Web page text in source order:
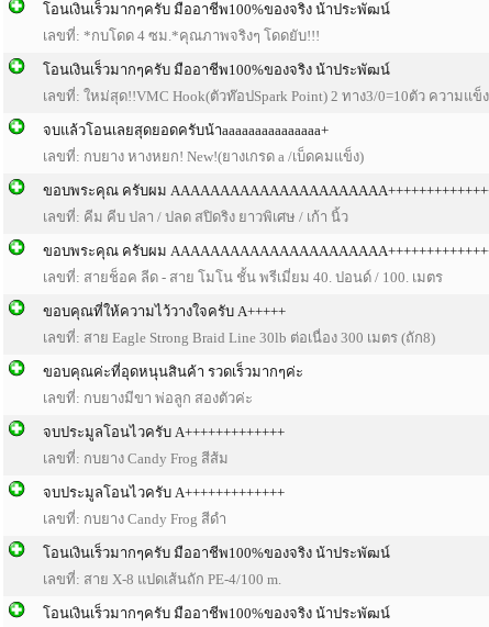
โอนเงินเร็วมากๆครับ มืออาชีพ100%ของจริง น้าประพัฒน์
เลขที่: *กบโดด 4 ซม.*คุณภาพจริงๆ โดดยับ!!!
โอนเงินเร็วมากๆครับ มืออาชีพ100%ของจริง น้าประพัฒน์
เลขที่: ใหม่สุด!!VMC Hook(ตัวท๊อปSpark Point) 2 ทาง3/0=10ตัว ความแข็
จบแล้วโอนเลยสุดยอดครับน้าaaaaaaaaaaaaaaa+
เลขที่: กบยาง หางหยก! New!(ยางเกรด a /เบ็ดคมแข็ง)
ขอบพระคุณ ครับผม
เลขที่: คีม คีบ ปลา / ปลด สปิดริง ยาวพิเศษ / เก้า นิ้ว
ขอบพระคุณ ครับผม
เลขที่: สายช็อค ลีด - สาย โมโน ชั้น พรีเมี่ยม 40. ปอนด์ / 100. เมตร
ขอบคุณที่ให้ความไว้วางใจครับ A+++++
เลขที่: สาย Eagle Strong Braid Line 30lb ต่อเนื่อง 300 เมตร (ถัก8)
ขอบคุณค่ะที่อุดหนุนสินค้า รวดเร็วมากๆค่ะ
เลขที่: กบยางมีขา พ่อลูก สองตัวค่ะ
จบประมูลโอนไวครับ A+++++++++++++
เลขที่: กบยาง Candy Frog สีส้ม
จบประมูลโอนไวครับ A+++++++++++++
เลขที่: กบยาง Candy Frog สีดำ
โอนเงินเร็วมากๆครับ มืออาชีพ100%ของจริง น้าประพัฒน์
เลขที่: สาย X-8 แปดเส้นถัก PE-4/100 m.
โอนเงินเร็วมากๆครับ มืออาชีพ100%ของจริง น้าประพัฒน์